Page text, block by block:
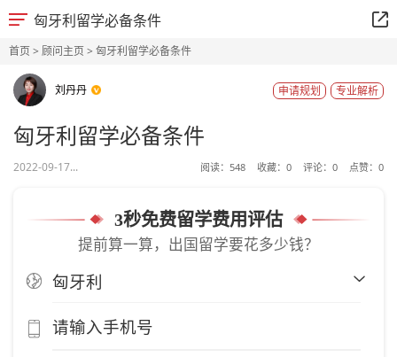
匈牙利留学必备条件
首页> 顾问主页> 匈牙利留学必备条件
刘丹丹 专业解析
申请规划
匈牙利留学必备条件
2022-09-17... 阅读： 548 收藏： 0 评论： 0 点赞： 0
3秒免费留学费用评估
提前算一算，出国留学要花多少钱？